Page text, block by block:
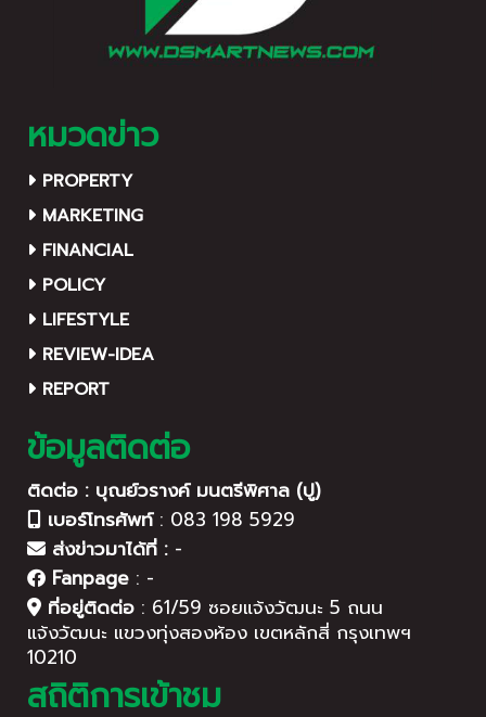
หมวดข่าว
PROPERTY
MARKETING
FINANCIAL
POLICY
LIFESTYLE
REVIEW-IDEA
REPORT
ข้อมูลติดต่อ
ติดต่อ : บุณย์วรางค์ มนตรีพิศาล (ปู)
เบอร์โทรศัพท์: 083 198 5929
ส่งข่าวมาได้ที่ : -
Fanpage : -
ที่อยู่ติดต่อ : 61/59 ซอยแจ้งวัฒนะ 5 ถนน
แจ้งวัฒนะ แขวงทุ่งสองห้อง เขตหลักสี่ กรุงเทพฯ
10210
สถิติการเข้าชม